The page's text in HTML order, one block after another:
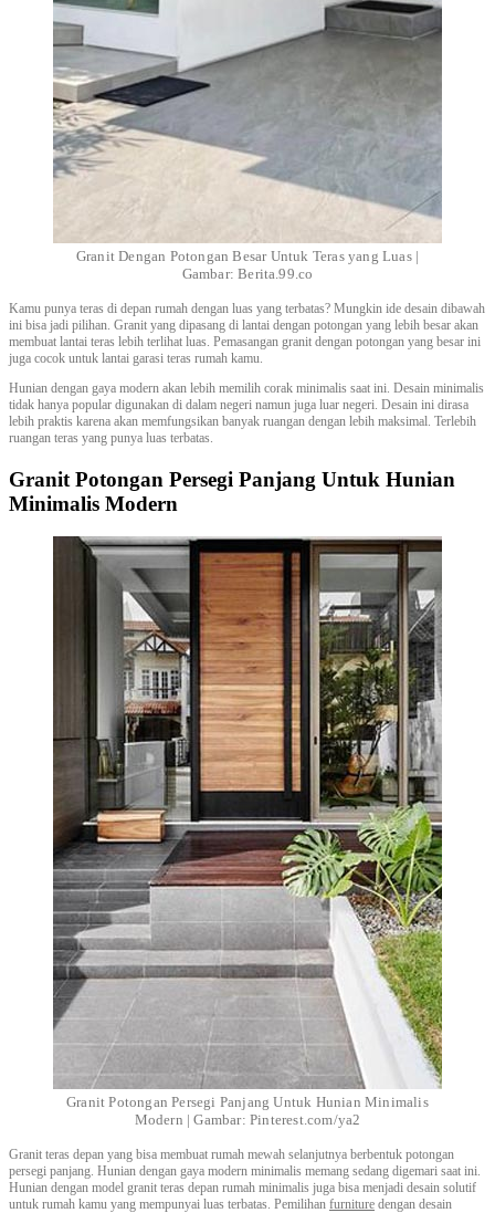
Granit Dengan Potongan Besar Untuk Teras yang Luas |
Gambar: Berita.99.co
Kamu punya teras di depan rumah dengan luas yang terbatas? Mungkin ide desain dibawah
ini bisa jadi pilihan. Granit yang dipasang di lantai dengan potongan yang lebih besar akan
membuat lantai teras lebih terlihat luas. Pemasangan granit dengan potongan yang besar ini
juga cocok untuk lantai garasi teras rumah kamu.
Hunian dengan gaya modern akan lebih memilih corak minimalis saat ini. Desain minimalis
tidak hanya popular digunakan di dalam negeri namun juga luar negeri. Desain ini dirasa
lebih praktis karena akan memfungsikan banyak ruangan dengan lebih maksimal. Terlebih
ruangan teras yang punya luas terbatas.
Granit Potongan Persegi Panjang Untuk Hunian
Minimalis Modern
Granit Potongan Persegi Panjang Untuk Hunian Minimalis
Modern | Gambar: Pinterest.com/ya2
Granit teras depan yang bisa membuat rumah mewah selanjutnya berbentuk potongan
persegi panjang. Hunian dengan gaya modern minimalis memang sedang digemari saat ini.
Hunian dengan model granit teras depan rumah minimalis juga bisa menjadi desain solutif
untuk rumah kamu yang mempunyai luas terbatas. Pemilihan furniture dengan desain